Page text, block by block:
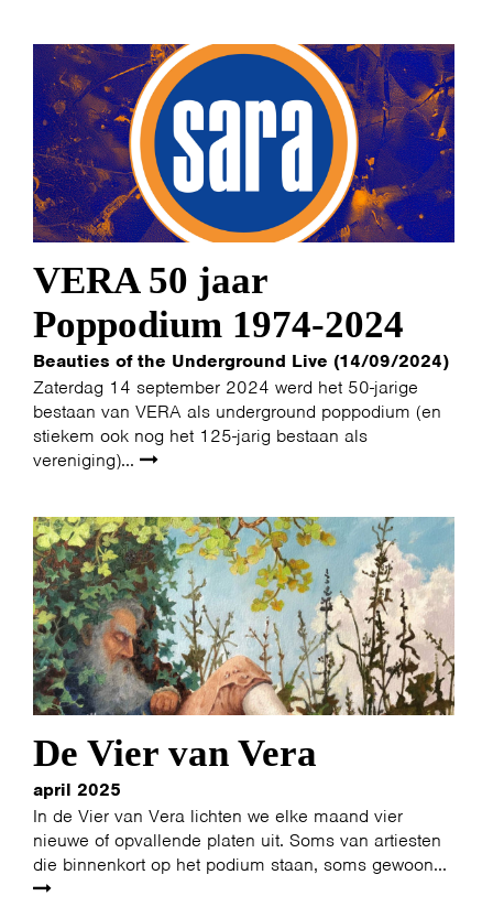
VERA 50 jaar
Poppodium 1974-2024
Beauties of the Underground Live (14/09/2024)
Zaterdag 14 september 2024 werd het 50-jarige
bestaan van VERA als underground poppodium (en
stiekem ook nog het 125-jarig bestaan als
vereniging)...
De Vier van Vera
april 2025
In de Vier van Vera lichten we elke maand vier
nieuwe of opvallende platen uit. Soms van artiesten
die binnenkort op het podium staan, soms gewoon...